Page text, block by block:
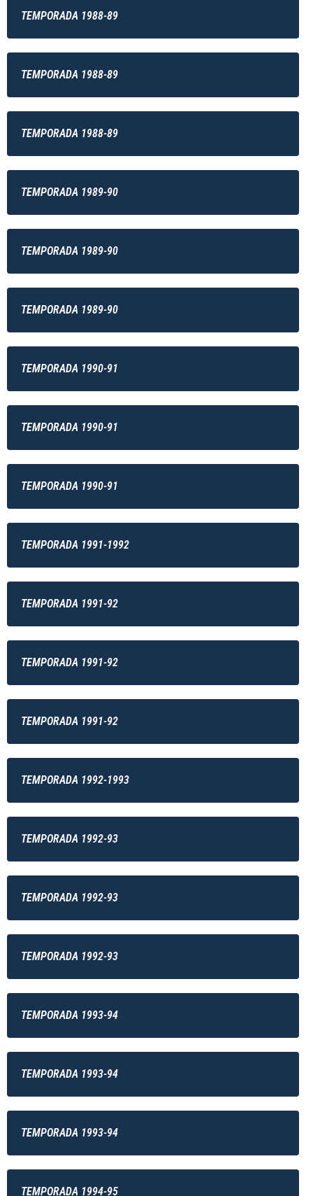
TEMPORADA 1988-89
TEMPORADA 1988-89
TEMPORADA 1988-89
TEMPORADA 1989-90
TEMPORADA 1989-90
TEMPORADA 1989-90
TEMPORADA 1990-91
TEMPORADA 1990-91
TEMPORADA 1990-91
TEMPORADA 1991-1992
TEMPORADA 1991-92
TEMPORADA 1991-92
TEMPORADA 1991-92
TEMPORADA 1992-1993
TEMPORADA 1992-93
TEMPORADA 1992-93
TEMPORADA 1992-93
TEMPORADA 1993-94
TEMPORADA 1993-94
TEMPORADA 1993-94
TEMPORADA 1994-95